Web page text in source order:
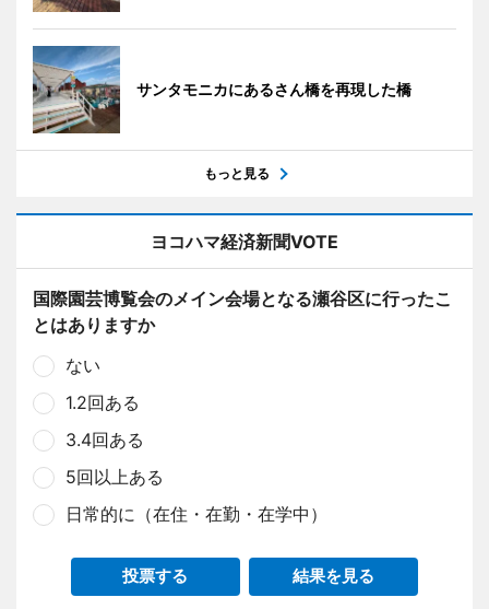
サンタモニカにあるさん橋を再現した橋
もっと見る
ヨコハマ経済新聞VOTE
国際園芸博覧会のメイン会場となる瀬谷区に行ったこ
とはありますか
ない
1.2回ある
3.4回ある
5回以上ある
日常的に（在住・在勤・在学中）
投票する 結果を見る